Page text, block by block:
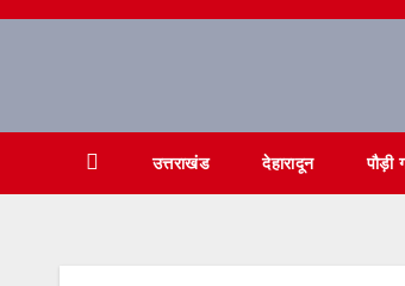
Skip
उत्तराखंड देहारादून पौड़ी